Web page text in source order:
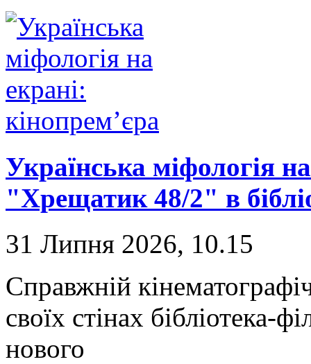
Українська міфологія
"Хрещатик 48/2" в
31 Липня 2026, 10.15
Справжній
своїх стінах бібліотека-
нового